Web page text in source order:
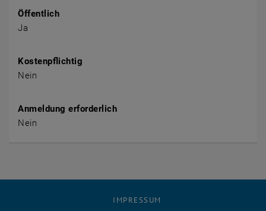
Öffentlich
Ja
Kostenpflichtig
Nein
Anmeldung erforderlich
Nein
IMPRESSUM